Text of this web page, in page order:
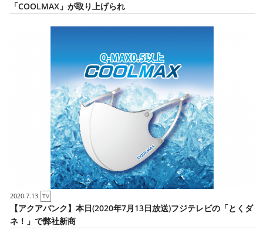
「COOLMAX」が取り上げられ
2020.7.13 TV
【アクアバンク】本日(2020年7月13日放送)フジテレビの「とくダ
ネ！」で弊社新商